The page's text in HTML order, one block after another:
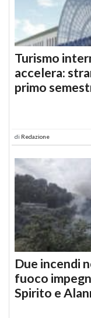
Turismo
accelera:
primo
di Redazione
Due incendi
fuoco
Spirito e